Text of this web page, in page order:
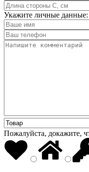
Укажите личные данные:
Пожалуйста, докажите,